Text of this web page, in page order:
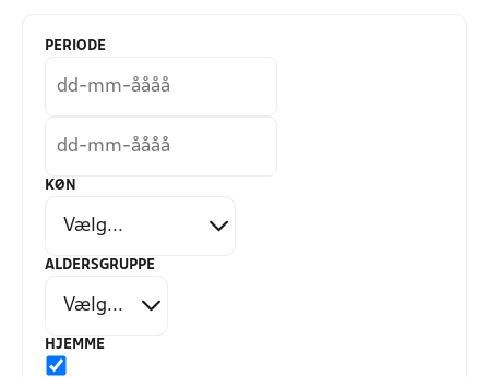
PERIODE
KØN
ALDERSGRUPPE
HJEMME